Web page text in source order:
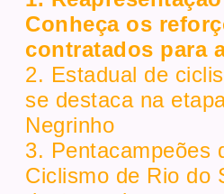
Conheça os
contratados para
2. Estadual de
se destaca na
Negrinho
3. Pentacampeões
Ciclismo de Rio do